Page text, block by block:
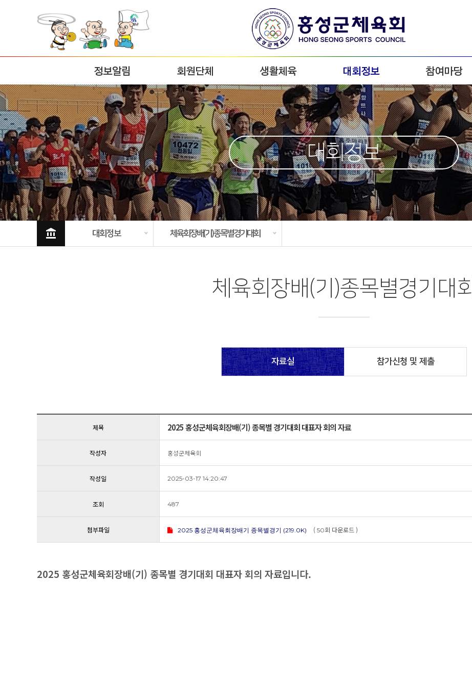
정보알림 회원단체 생활체육 대회정보 참여마당
대회정보
account_balance 대회정보 체육회장배(기)종목별경기대회
체육회장배(기)종목별경기대회
자료실 참가신청 및 제출
제목 2025 홍성군체육회장배(기) 종목별 경기대회 대표자 회의 자료
작성자 홍성군체육회
작성일 2025-03-17 14:20:47
조회 487
첨부파일 2025 홍성군체육회장배기 종목별경기 (219.0K) ( 50회 다운로드 )
2025 홍성군체육회장배(기) 종목별 경기대회 대표자 회의 자료입니다.